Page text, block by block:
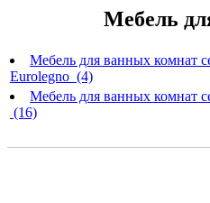
Мебель
Мебель для ванных комнат
Eurolegno (4)
Мебель для ванных комнат
(16)